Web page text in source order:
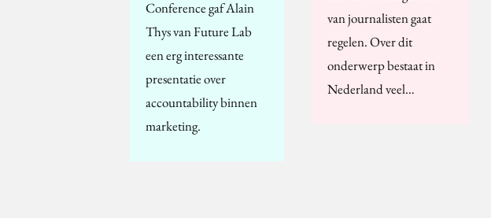
Conference gaf Alain
Thys van Future Lab
een erg interessante
presentatie over
accountability binnen
marketing.
van journalisten gaat
regelen. Over dit
onderwerp bestaat in
Nederland veel…